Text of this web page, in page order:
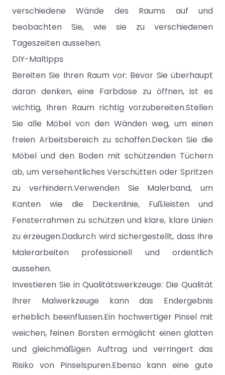
verschiedene Wände des Raums auf und
beobachten Sie, wie sie zu verschiedenen
Tageszeiten aussehen.
DIY-Maltipps
Bereiten Sie Ihren Raum vor: Bevor Sie überhaupt
daran denken, eine Farbdose zu öffnen, ist es
wichtig, Ihren Raum richtig vorzubereiten.Stellen
Sie alle Möbel von den Wänden weg, um einen
freien Arbeitsbereich zu schaffen.Decken Sie die
Möbel und den Boden mit schützenden Tüchern
ab, um versehentliches Verschütten oder Spritzen
zu verhindern.Verwenden Sie Malerband, um
Kanten wie die Deckenlinie, Fußleisten und
Fensterrahmen zu schützen und klare, klare Linien
zu erzeugen.Dadurch wird sichergestellt, dass Ihre
Malerarbeiten professionell und ordentlich
aussehen.
Investieren Sie in Qualitätswerkzeuge: Die Qualität
Ihrer Malwerkzeuge kann das Endergebnis
erheblich beeinflussen.Ein hochwertiger Pinsel mit
weichen, feinen Borsten ermöglicht einen glatten
und gleichmäßigen Auftrag und verringert das
Risiko von Pinselspuren.Ebenso kann eine gute